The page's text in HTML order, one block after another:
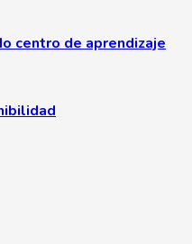
centro de aprendizaje